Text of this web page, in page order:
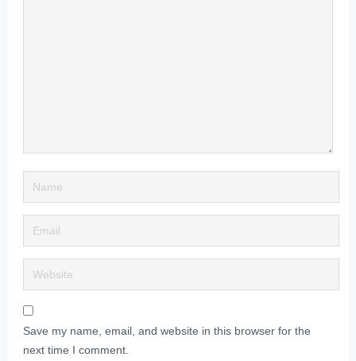
Save my name, email, and website in this browser for the
next time I comment.